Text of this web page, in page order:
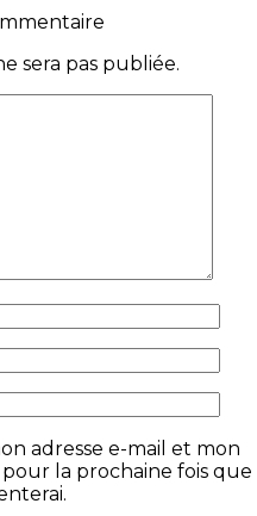
sera pas publiée.
adresse e-mail et mon
la prochaine fois que